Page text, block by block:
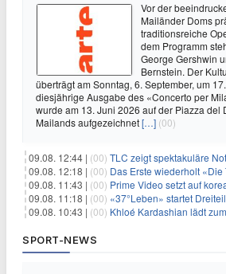
Vor der
Mailänder Doms
traditionsreiche
dem Programm
George Gershwin
Bernstein. Der
überträgt am Sonntag, 6. September, um
diesjährige Ausgabe des «Concerto per
wurde am 13. Juni 2026 auf der Piazza del
Mailands aufgezeichnet[…] (00)
09.08. 12:44 | (00) TLC zeigt spektakuläre Notfälle
09.08. 12:18 | (00) Das Erste wiederholt
09.08. 11:43 | (00) Prime Video setzt auf
09.08. 11:18 | (00) «37°Leben» startet Dreiteiler
09.08. 10:43 | (00) Khloé Kardashian lädt zum Blick hinter
SPORT-NEWS